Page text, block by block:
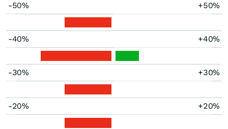
-50% +50%
-40% +40%
-30% +30%
-20% +20%